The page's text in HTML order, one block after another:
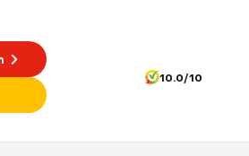
10.0/10